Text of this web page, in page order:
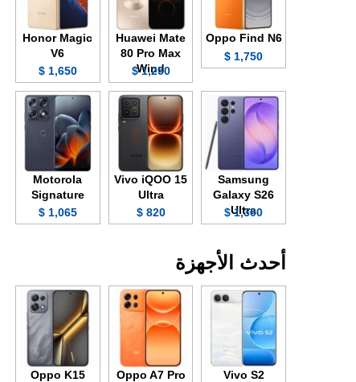
Oppo Find N6
1,750 $
Huawei Mate
80 Pro Max
Wind
1,250 $
Honor Magic
V6
1,650 $
Samsung
Galaxy S26
Ultra
1,300 $
Vivo iQOO 15
Ultra
820 $
Motorola
Signature
1,065 $
أحدث الأجهزة
Vivo S2
Oppo A7 Pro
Oppo K15